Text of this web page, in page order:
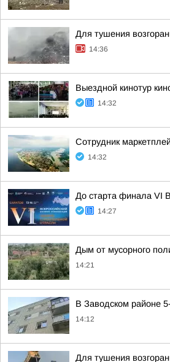
Для тушения
14:36
Выездной кинотур
14:32
Сотрудник
14:32
До старта финала VI
14:27
Дым от мусорного
14:21
В Заводском районе
14:12
Для тушения